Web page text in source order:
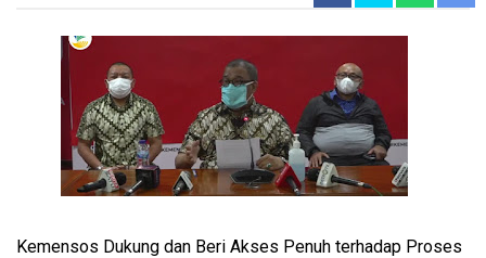
Kemensos Dukung dan Beri Akses Penuh terhadap Proses